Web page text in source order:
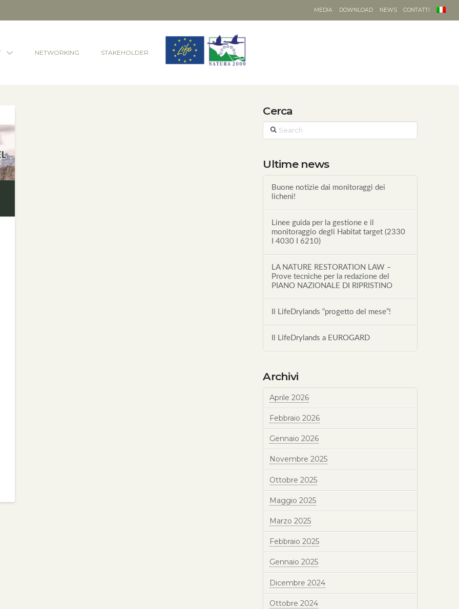
MEDIA DOWNLOAD NEWS CONTATTI
NETWORKING STAKEHOLDER
Cerca
Search
Ultime news
Buone notizie dai monitoraggi dei
licheni!
Linee guida per la gestione e il
monitoraggio degli Habitat target (2330
I 4030 I 6210)
LA NATURE RESTORATION LAW –
Prove tecniche per la redazione del
PIANO NAZIONALE DI RIPRISTINO
Il LifeDrylands “progetto del mese”!
Il LifeDrylands a EUROGARD
Archivi
Aprile 2026
Febbraio 2026
Gennaio 2026
Novembre 2025
Ottobre 2025
Maggio 2025
Marzo 2025
Febbraio 2025
Gennaio 2025
Dicembre 2024
Ottobre 2024